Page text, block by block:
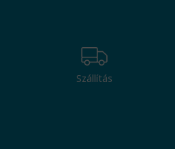
Szállítás